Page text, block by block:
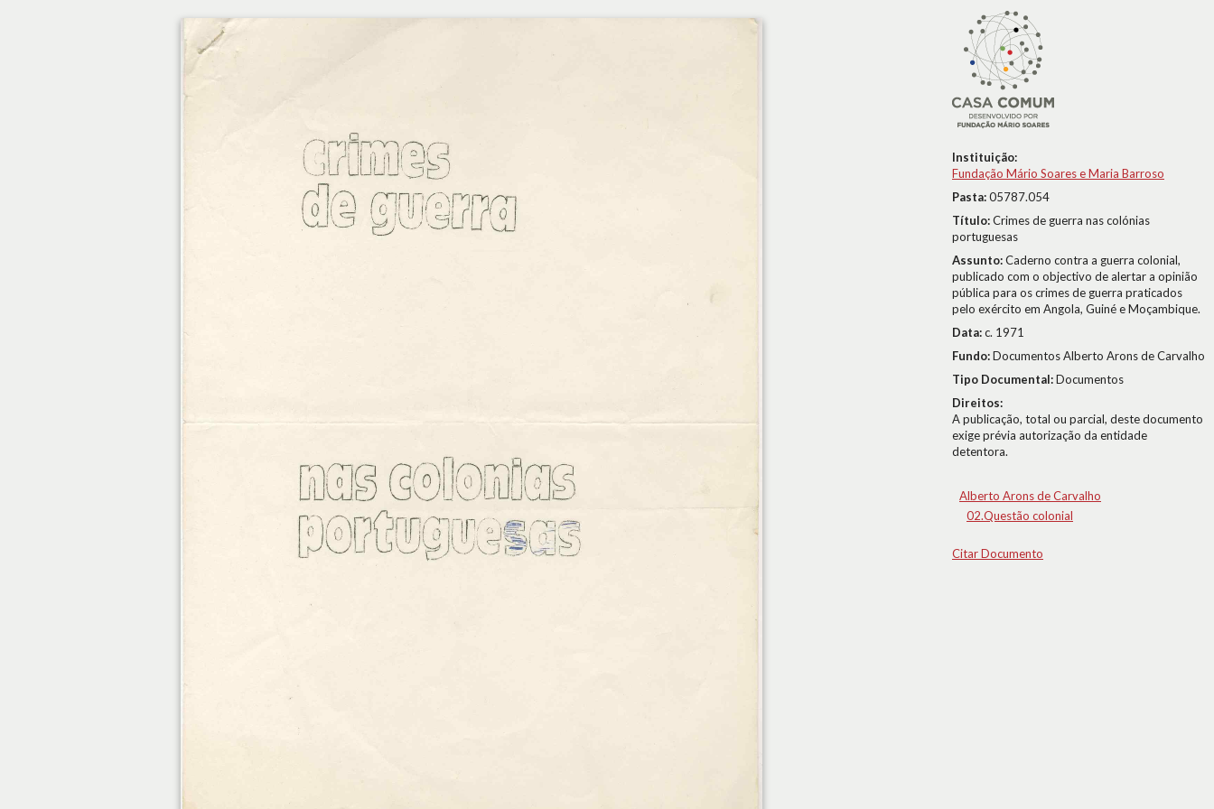
Instituição:
Fundação Mário Soares e Maria Barroso
Pasta:05787.054
Título:Crimes de guerra nas colónias
portuguesas
Assunto:Caderno contra a guerra colonial,
publicado com o objectivo de alertar a opinião
pública para os crimes de guerra praticados
pelo exército em Angola, Guiné e Moçambique.
Data:c. 1971
Fundo:Documentos Alberto Arons de Carvalho
Tipo Documental:Documentos
Direitos:
A publicação, total ou parcial, deste documento
exige prévia autorização da entidade
detentora.
Alberto Arons de Carvalho
02.Questão colonial
Citar Documento